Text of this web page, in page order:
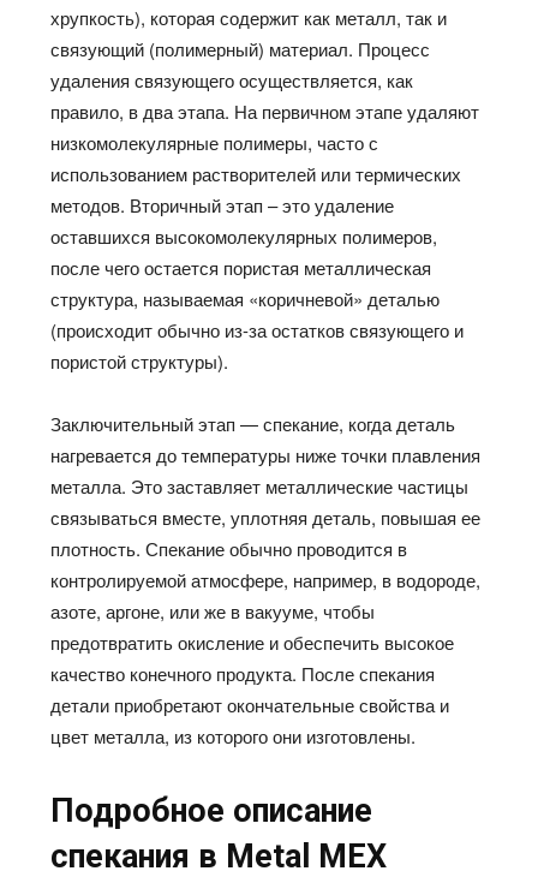
хрупкость), которая содержит как металл, так и
связующий (полимерный) материал. Процесс
удаления связующего осуществляется, как
правило, в два этапа. На первичном этапе удаляют
низкомолекулярные полимеры, часто с
использованием растворителей или термических
методов. Вторичный этап – это удаление
оставшихся высокомолекулярных полимеров,
после чего остается пористая металлическая
структура, называемая «коричневой» деталью
(происходит обычно из-за остатков связующего и
пористой структуры).
Заключительный этап — спекание, когда деталь
нагревается до температуры ниже точки плавления
металла. Это заставляет металлические частицы
связываться вместе, уплотняя деталь, повышая ее
плотность. Спекание обычно проводится в
контролируемой атмосфере, например, в водороде,
азоте, аргоне, или же в вакууме, чтобы
предотвратить окисление и обеспечить высокое
качество конечного продукта. После спекания
детали приобретают окончательные свойства и
цвет металла, из которого они изготовлены.
Подробное описание
спекания в Metal MEX